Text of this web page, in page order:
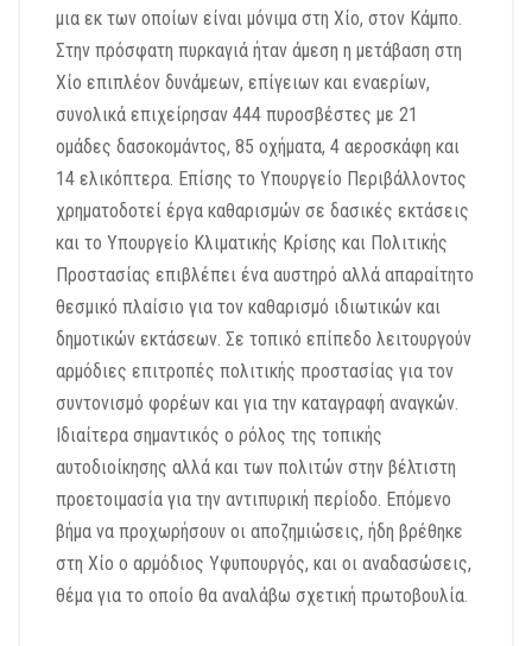
μια εκ των οποίων είναι μόνιμα στη Χίο, στον Κάμπο.
Στην πρόσφατη πυρκαγιά ήταν άμεση η μετάβαση στη
Χίο επιπλέον δυνάμεων, επίγειων και εναερίων,
συνολικά επιχείρησαν 444 πυροσβέστες με 21
ομάδες δασοκομάντος, 85 οχήματα, 4 αεροσκάφη και
14 ελικόπτερα. Επίσης το Υπουργείο Περιβάλλοντος
χρηματοδοτεί έργα καθαρισμών σε δασικές εκτάσεις
και το Υπουργείο Κλιματικής Κρίσης και Πολιτικής
Προστασίας επιβλέπει ένα αυστηρό αλλά απαραίτητο
θεσμικό πλαίσιο για τον καθαρισμό ιδιωτικών και
δημοτικών εκτάσεων. Σε τοπικό επίπεδο λειτουργούν
αρμόδιες επιτροπές πολιτικής προστασίας για τον
συντονισμό φορέων και για την καταγραφή αναγκών.
Ιδιαίτερα σημαντικός ο ρόλος της τοπικής
αυτοδιοίκησης αλλά και των πολιτών στην βέλτιστη
προετοιμασία για την αντιπυρική περίοδο. Επόμενο
βήμα να προχωρήσουν οι αποζημιώσεις, ήδη βρέθηκε
στη Χίο ο αρμόδιος Υφυπουργός, και οι αναδασώσεις,
θέμα για το οποίο θα αναλάβω σχετική πρωτοβουλία.